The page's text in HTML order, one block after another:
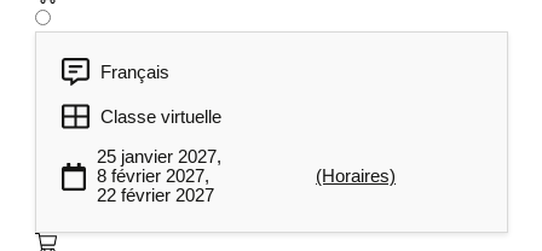
Français
Classe virtuelle
25 janvier 2027,
8 février 2027,
22 février 2027
(Horaires)